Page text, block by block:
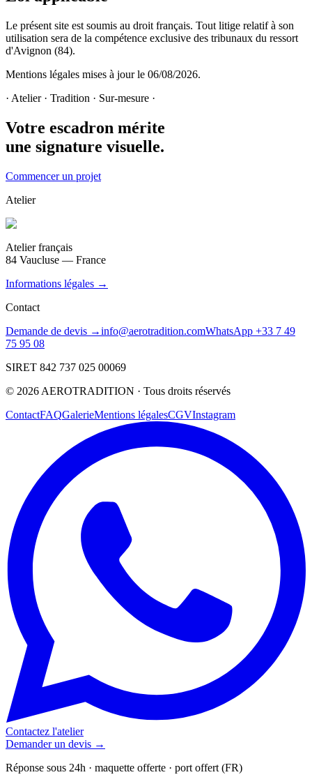
Le présent site est soumis au droit français. Tout litige relatif à son
utilisation sera de la compétence exclusive des tribunaux du ressort
d'Avignon (84).
Mentions légales mises à jour le 06/08/2026.
· Atelier · Tradition · Sur-mesure ·
Votre escadron mérite
une signature visuelle.
Commencer un projet
Atelier
Atelier français
84 Vaucluse — France
Informations légales →
Contact
Demande de devis →info@aerotradition.comWhatsApp +33 7 49
75 95 08
SIRET 842 737 025 00069
© 2026 AEROTRADITION · Tous droits réservés
ContactFAQGalerieMentions légalesCGVInstagram
Contactez l'atelier
Demander un devis →
Réponse sous 24h · maquette offerte · port offert (FR)